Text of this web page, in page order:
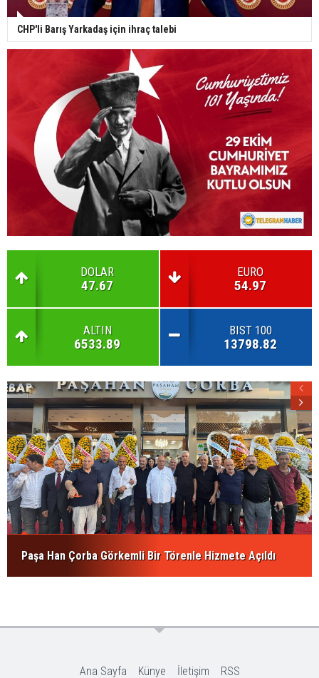
CHP'li Barış Yarkadaş için ihraç talebi
DOLAR
47.67
EURO
54.97
ALTIN
6533.89
BIST 100
13798.82
Paşa Han Çorba Görkemli Bir Törenle Hizmete Açıldı
Ana Sayfa Künye İletişim RSS